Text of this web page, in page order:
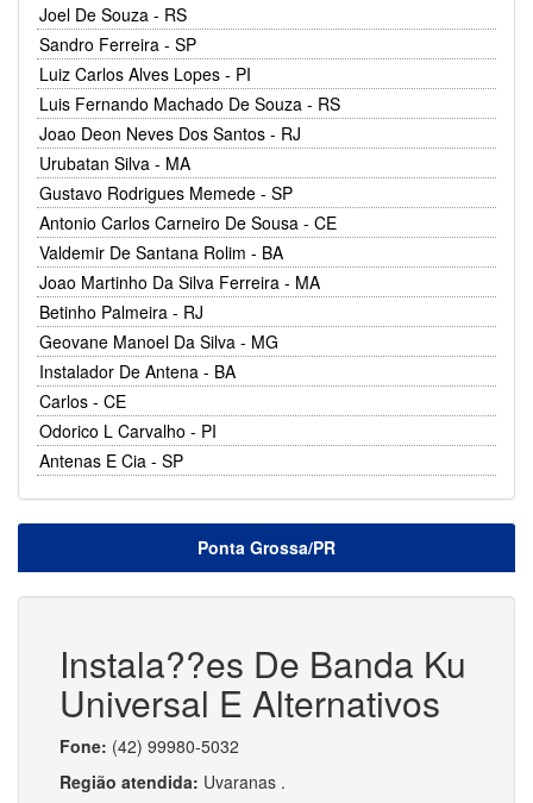
Joel De Souza - RS
Sandro Ferreira - SP
Luiz Carlos Alves Lopes - PI
Luis Fernando Machado De Souza - RS
Joao Deon Neves Dos Santos - RJ
Urubatan Silva - MA
Gustavo Rodrigues Memede - SP
Antonio Carlos Carneiro De Sousa - CE
Valdemir De Santana Rolim - BA
Joao Martinho Da Silva Ferreira - MA
Betinho Palmeira - RJ
Geovane Manoel Da Silva - MG
Instalador De Antena - BA
Carlos - CE
Odorico L Carvalho - PI
Antenas E Cia - SP
Ponta Grossa/PR
Instala??es De Banda Ku
Universal E Alternativos
Fone: (42) 99980-5032
Região atendida: Uvaranas .